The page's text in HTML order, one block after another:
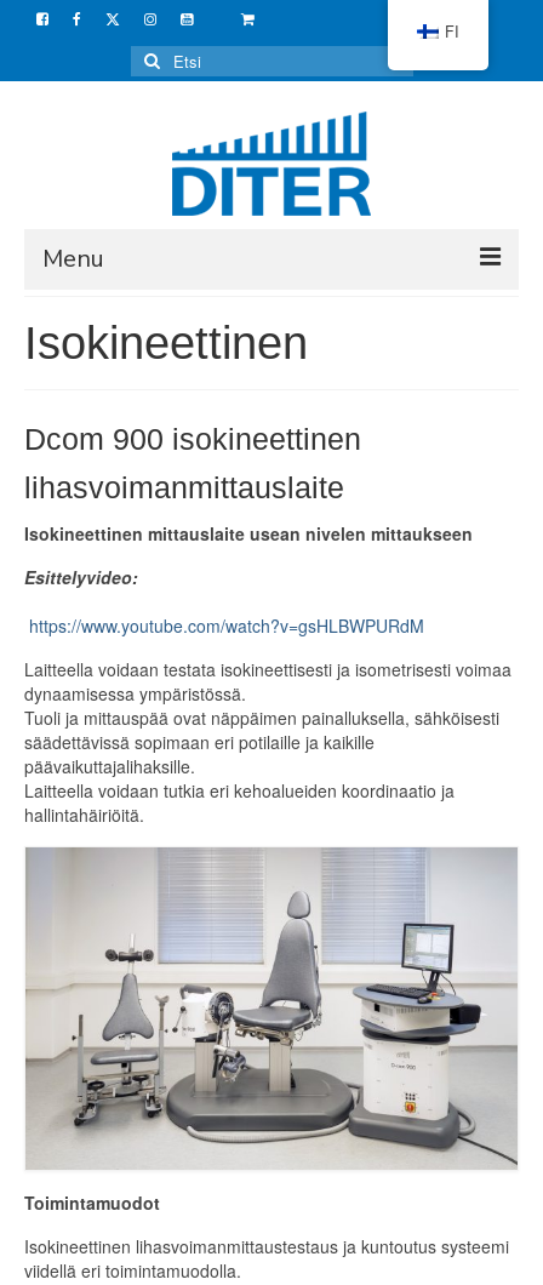
Search
for:
Menu
VERKKOKAUPPA
KAUNEUDENHOITO
KOTIKÄYTTÖÖN
ISOKINEETTINEN
ELÄINTENHOITO
KÄYTETYT LAITTEET
Olen ostamassa
Olen myymässä
LISÄTARVIKKEET
VETYTERAPIA
OTA YHTEYTTÄ
Isokineettinen
Dcom 900 isokineettinen
lihasvoimanmittauslaite
Isokineettinen mittauslaite usean nivelen mittaukseen
Esittelyvideo:
https://www.youtube.com/watch?v=gsHLBWPURdM
Laitteella voidaan testata isokineettisesti ja isometrisesti voimaa
dynaamisessa ympäristössä.
Tuoli ja mittauspää ovat näppäimen painalluksella, sähköisesti
säädettävissä sopimaan eri potilaille ja kaikille
päävaikuttajalihaksille.
Laitteella voidaan tutkia eri kehoalueiden koordinaatio ja
hallintahäiriöitä.
Toimintamuodot
Isokineettinen lihasvoimanmittaustestaus ja kuntoutus systeemi
viidellä eri toimintamuodolla.
FI